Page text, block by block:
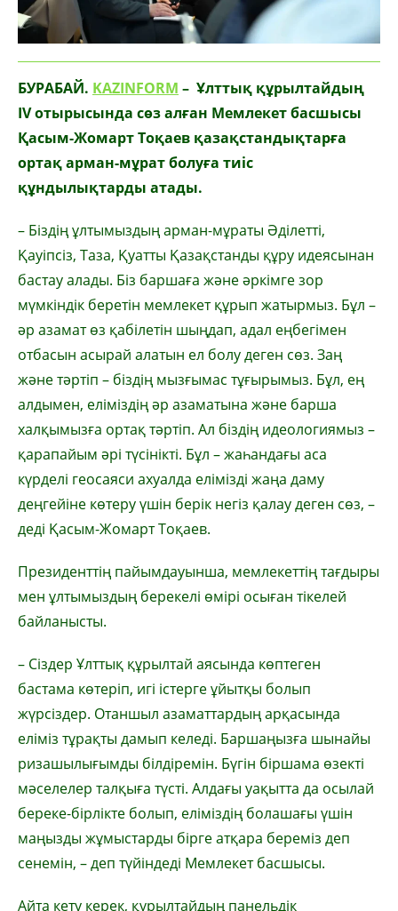
БУРАБАЙ. KAZINFORM – Ұлттық құрылтайдың
ІV отырысында сөз алған Мемлекет басшысы
Қасым-Жомарт Тоқаев қазақстандықтарға
ортақ арман-мұрат болуға тиіс
құндылықтарды атады.
– Біздің ұлтымыздың арман-мұраты Әділетті,
Қауіпсіз, Таза, Қуатты Қазақстанды құру идеясынан
бастау алады. Біз баршаға және әркімге зор
мүмкіндік беретін мемлекет құрып жатырмыз. Бұл –
әр азамат өз қабілетін шыңдап, адал еңбегімен
отбасын асырай алатын ел болу деген сөз. Заң
және тәртіп – біздің мызғымас тұғырымыз. Бұл, ең
алдымен, еліміздің әр азаматына және барша
халқымызға ортақ тәртіп. Ал біздің идеологиямыз –
қарапайым әрі түсінікті. Бұл – жаһандағы аса
күрделі геосаяси ахуалда елімізді жаңа даму
деңгейіне көтеру үшін берік негіз қалау деген сөз, –
деді Қасым-Жомарт Тоқаев.
Президенттің пайымдауынша, мемлекеттің тағдыры
мен ұлтымыздың берекелі өмірі осыған тікелей
байланысты.
– Сіздер Ұлттық құрылтай аясында көптеген
бастама көтеріп, игі істерге ұйытқы болып
жүрсіздер. Отаншыл азаматтардың арқасында
еліміз тұрақты дамып келеді. Баршаңызға шынайы
ризашылығымды білдіремін. Бүгін біршама өзекті
мәселелер талқыға түсті. Алдағы уақытта да осылай
береке-бірлікте болып, еліміздің болашағы үшін
маңызды жұмыстарды бірге атқара береміз деп
сенемін, – деп түйіндеді Мемлекет басшысы.
Айта кету керек, құрылтайдың панельдік